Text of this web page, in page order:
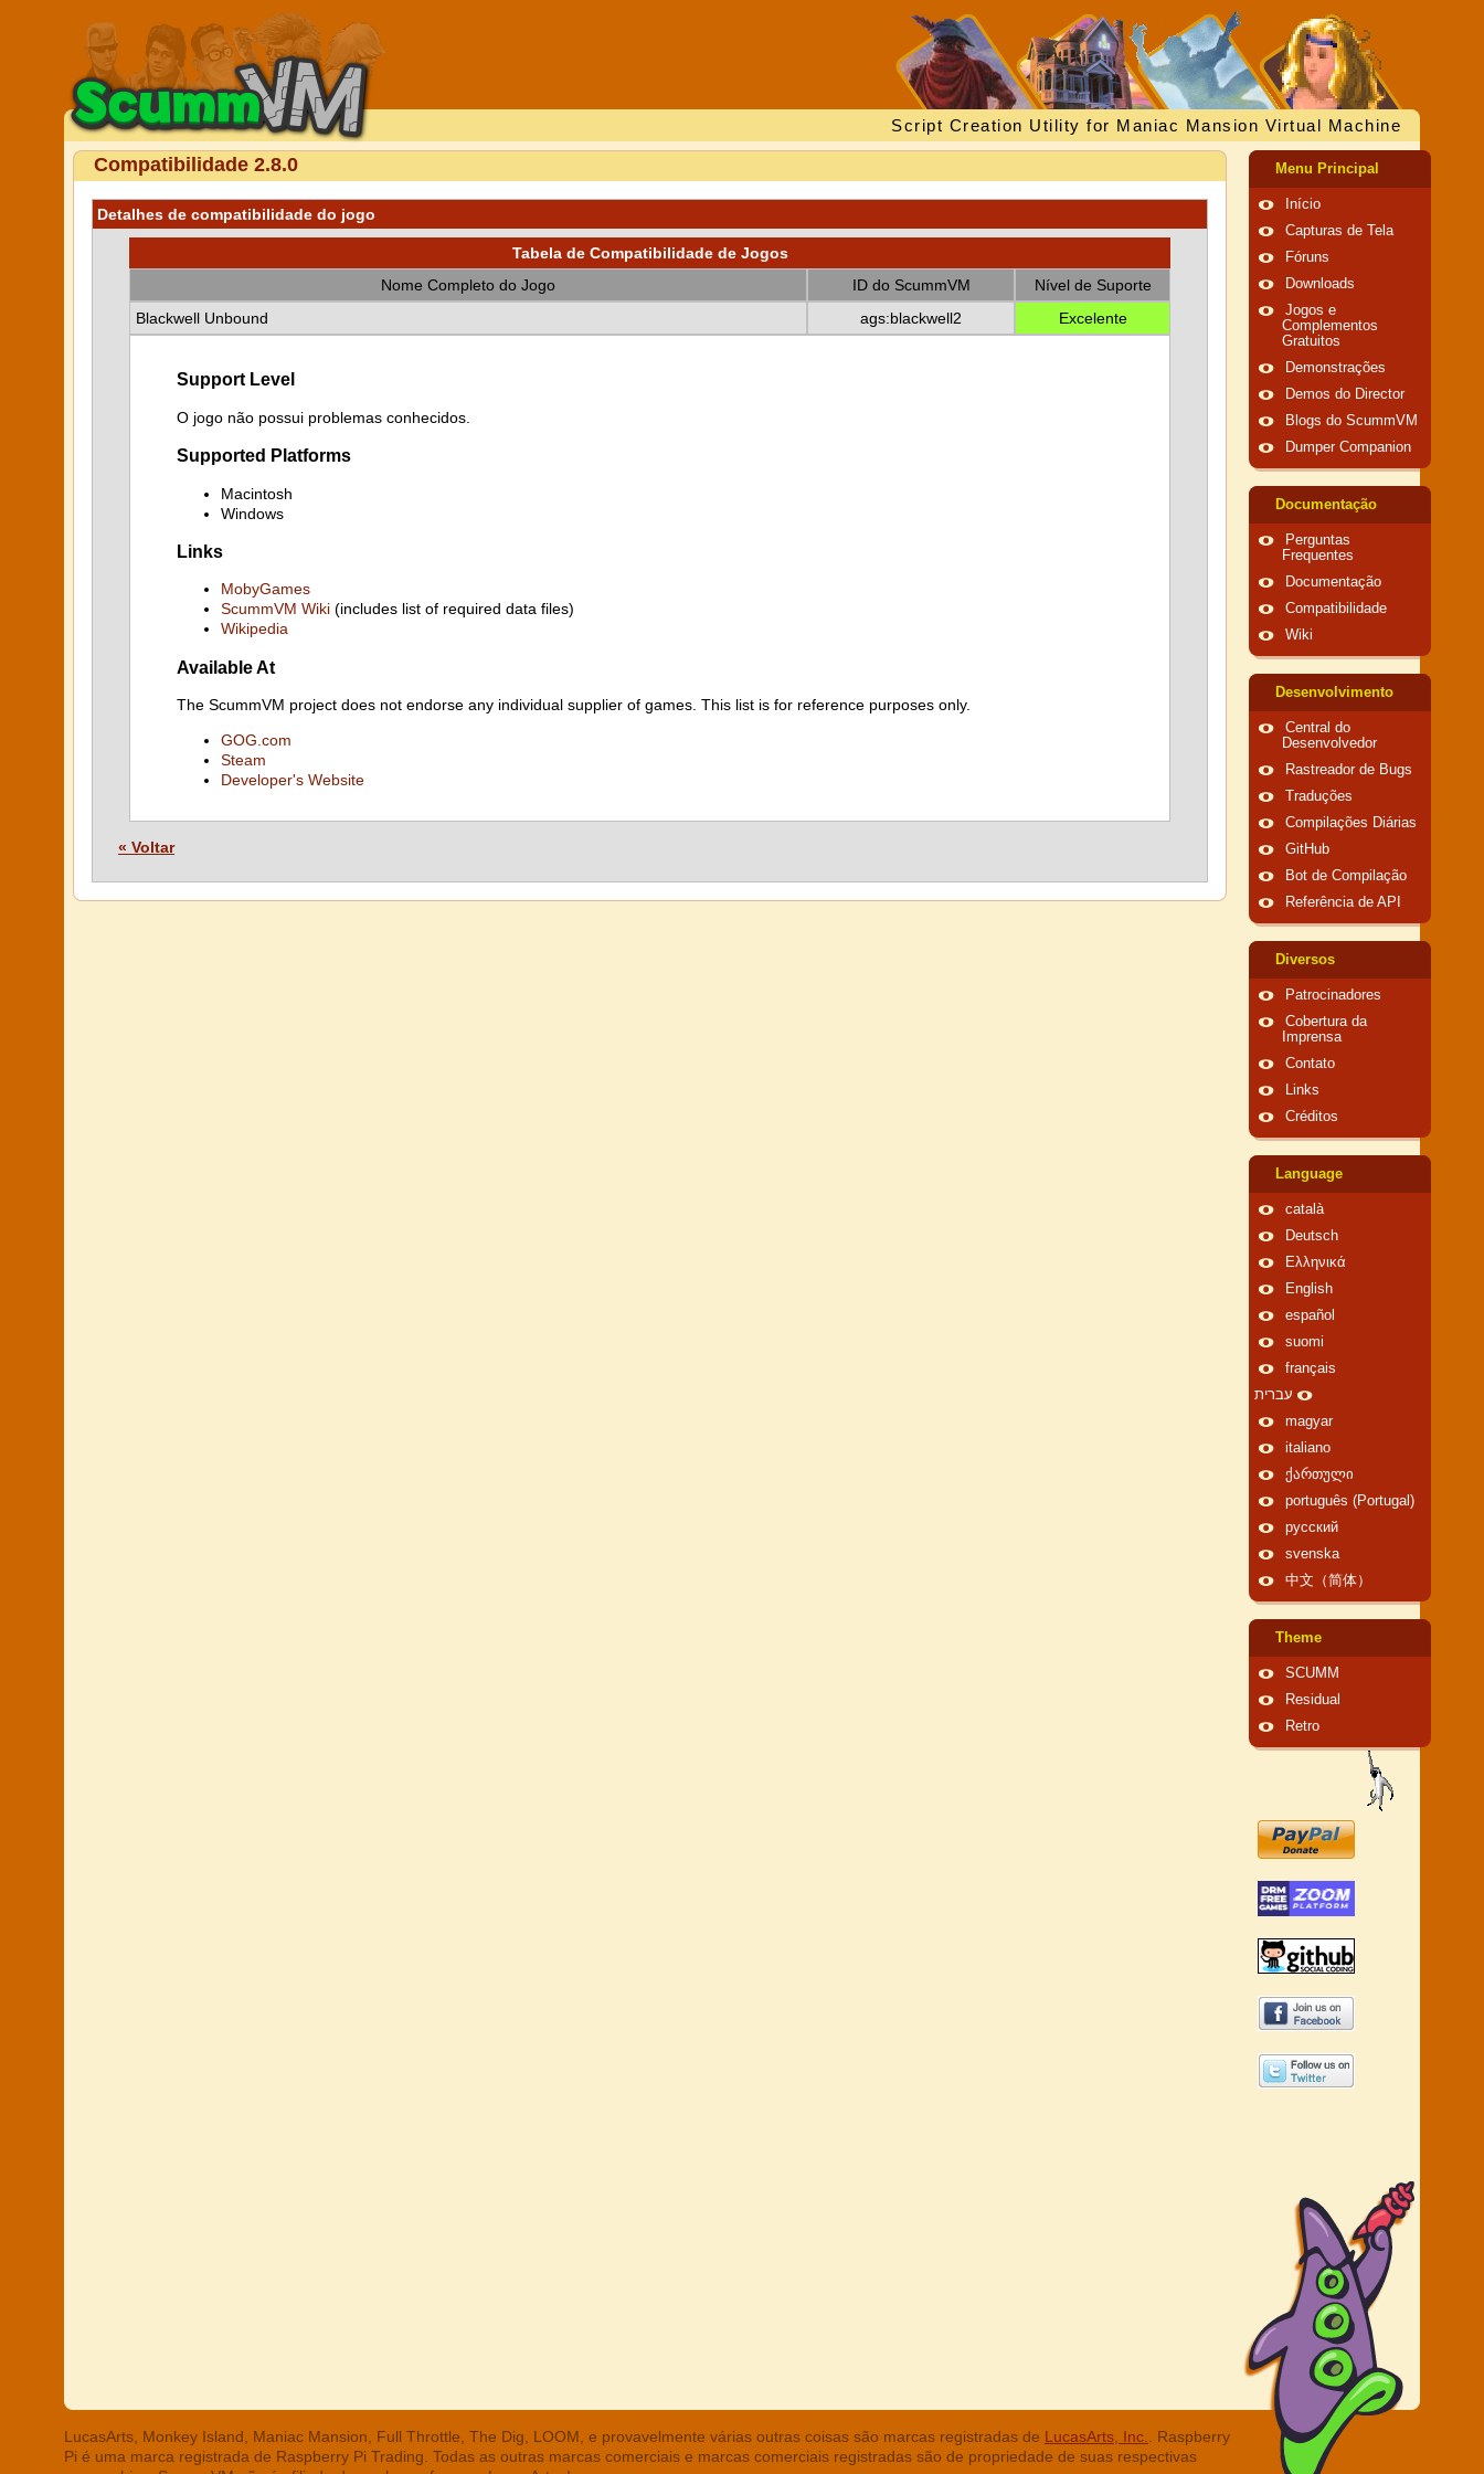
Script Creation Utility for Maniac Mansion Virtual Machine
Compatibilidade 2.8.0
Detalhes de compatibilidade do jogo
Tabela de Compatibilidade de Jogos
Nome Completo do Jogo
ID do ScummVM
Nível de Suporte
Blackwell Unbound
ags:blackwell2 Excelente
Support Level
O jogo não possui problemas conhecidos.
Supported Platforms
Macintosh
Windows
Links
MobyGames
ScummVM Wiki (includes list of required data files)
Wikipedia
Available At
The ScummVM project does not endorse any individual supplier of games. This list is for reference purposes only.
GOG.com
Steam
Developer's Website
« Voltar
Menu Principal
Início
Capturas de Tela
Fóruns
Downloads
Jogos e
Complementos
Gratuitos
Demonstrações
Demos do Director
Blogs do ScummVM
Dumper Companion
Documentação
Perguntas
Frequentes
Documentação
Compatibilidade
Wiki
Desenvolvimento
Central do
Desenvolvedor
Rastreador de Bugs
Traduções
Compilações Diárias
GitHub
Bot de Compilação
Referência de API
Diversos
Patrocinadores
Cobertura da
Imprensa
Contato
Links
Créditos
Language
català
Deutsch
Ελληνικά
English
español
suomi
français
עברית
magyar
italiano
ქართული
português (Portugal)
русский
svenska
中文（简体）
Theme
SCUMM
Residual
Retro
LucasArts, Monkey Island, Maniac Mansion, Full Throttle, The Dig, LOOM, e provavelmente várias outras coisas são marcas registradas de LucasArts, Inc.
. Raspberry
Pi é uma marca registrada de Raspberry Pi Trading. Todas as outras marcas comerciais e marcas comerciais registradas são de propriedade de suas respectivas